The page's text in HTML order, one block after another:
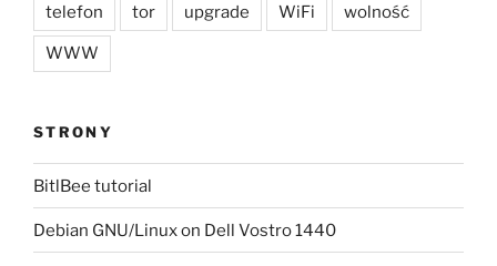
telefon tor upgrade WiFi wolność
WWW
STRONY
BitlBee tutorial
Debian GNU/Linux on Dell Vostro 1440